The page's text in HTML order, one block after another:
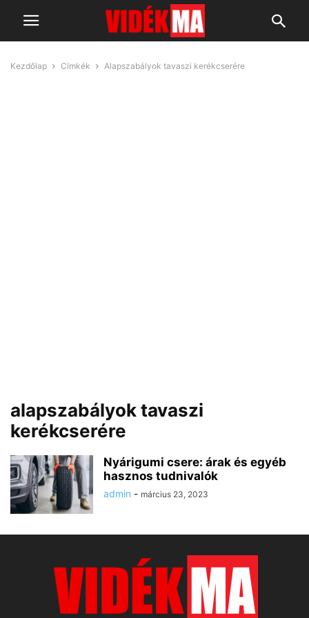
Kezdőlap Címkék Alapszabályok tavaszi kerékcserére
alapszabályok tavaszi
kerékcserére
Nyárigumi csere: árak és egyéb
hasznos tudnivalók
admin - március 23, 2023